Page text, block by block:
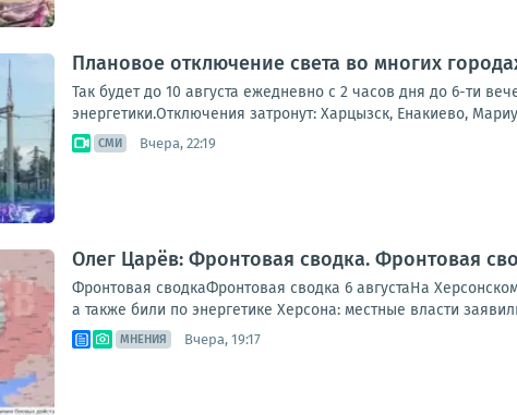
Плановое отключение света во многих
Так будет до 10 августа ежедневно с 2 часов дня до 6-ти
энергетики.Отключения затронут: Харцызск, Енакиево,
СМИ Вчера, 22:19
Олег Царёв: Фронтовая сводка. Фронтовая
Фронтовая сводкаФронтовая сводка 6 августаНа
а также били по энергетике Херсона: местные власти
МНЕНИЯ Вчера, 19:17